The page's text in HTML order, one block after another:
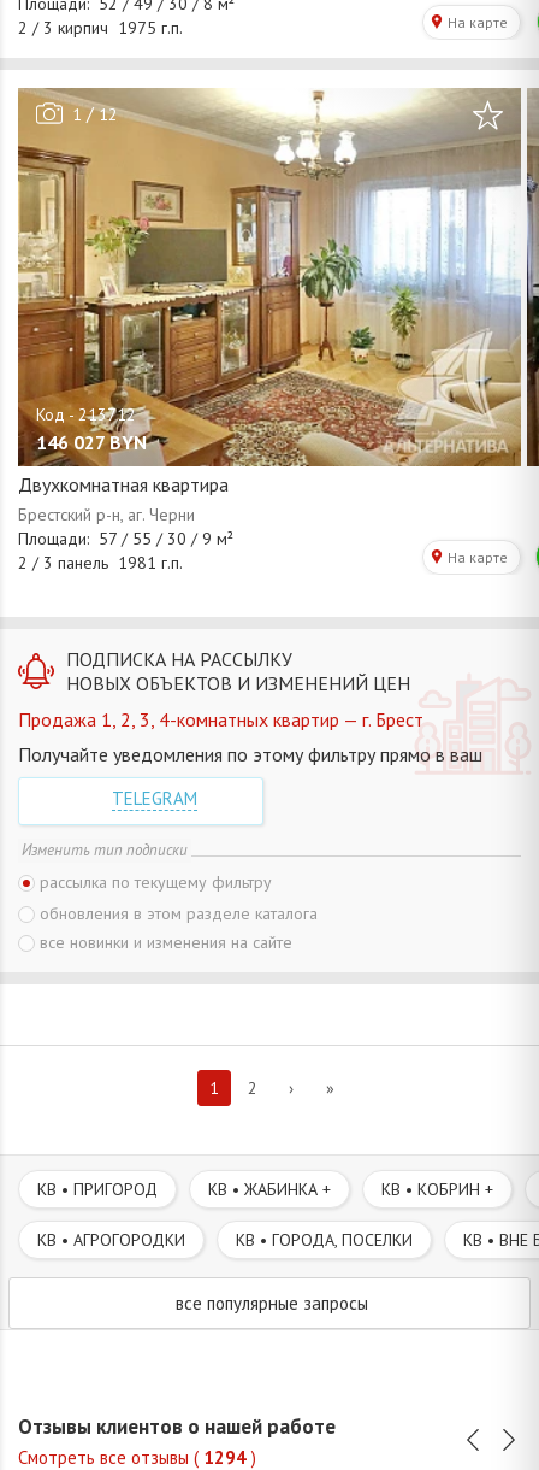
1/12
146 027 BYN
Двухкомнатная квартира
ПОДПИСКА НА РАССЫЛКУ
НОВЫХ ОБЪЕКТОВ И ИЗМЕНЕНИЙ ЦЕН
Продажа 1, 2, 3, 4-комнатных квартир — г. Брест
Получайте уведомления по этому фильтру прямо в ваш
TELEGRAM
Изменить тип подписки
рассылка по текущему фильтру
обновления в этом разделе каталога
все новинки и изменения на сайте
1 2 › »
КВ • ПРИГОРОД КВ • ЖАБИНКА + КВ • КОБРИН +
КВ • АГРОГОРОДКИ КВ • ГОРОДА, ПОСЕЛКИ КВ • ВНЕ
все популярные запросы
Отзывы клиентов о нашей работе
Смотреть все отзывы ( 1294 )